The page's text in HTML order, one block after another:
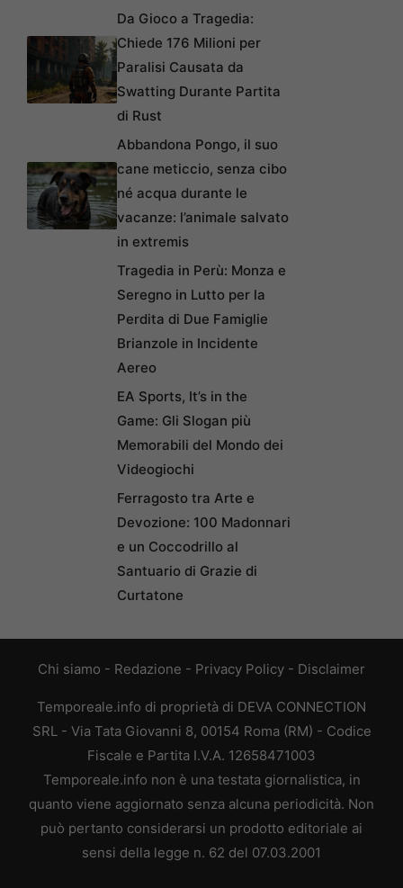
Da Gioco a Tragedia:
Chiede 176 Milioni per
Paralisi Causata da
Swatting Durante Partita
di Rust
Abbandona Pongo, il suo
cane meticcio, senza cibo
né acqua durante le
vacanze: l’animale salvato
in extremis
Tragedia in Perù: Monza e
Seregno in Lutto per la
Perdita di Due Famiglie
Brianzole in Incidente
Aereo
EA Sports, It’s in the
Game: Gli Slogan più
Memorabili del Mondo dei
Videogiochi
Ferragosto tra Arte e
Devozione: 100 Madonnari
e un Coccodrillo al
Santuario di Grazie di
Curtatone
Chi siamo - Redazione - Privacy Policy - Disclaimer
Temporeale.info di proprietà di DEVA CONNECTION
SRL - Via Tata Giovanni 8, 00154 Roma (RM) - Codice
Fiscale e Partita I.V.A. 12658471003
Temporeale.info non è una testata giornalistica, in
quanto viene aggiornato senza alcuna periodicità. Non
può pertanto considerarsi un prodotto editoriale ai
sensi della legge n. 62 del 07.03.2001